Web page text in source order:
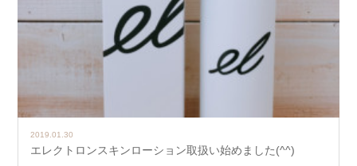
2019.01.30
エレクトロンスキンローション取扱い始めました(^^)